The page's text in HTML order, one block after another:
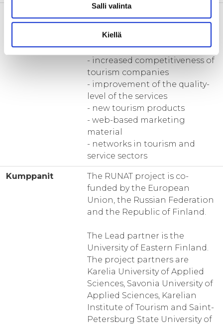
Salli valinta
Kiellä
- updated information and
insight on the potential
customers
- increased competitiveness of
tourism companies
- improvement of the quality-
level of the services
- new tourism products
- web-based marketing
material
- networks in tourism and
service sectors
Kumppanit
The RUNAT project is co-
funded by the European
Union, the Russian Federation
and the Republic of Finland.
The Lead partner is the
University of Eastern Finland.
The project partners are
Karelia University of Applied
Sciences, Savonia University of
Applied Sciences, Karelian
Institute of Tourism and Saint-
Petersburg State University of